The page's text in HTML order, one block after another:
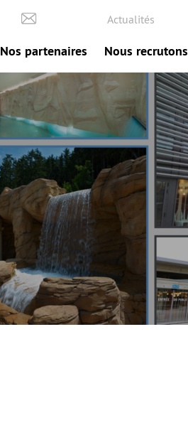
Actualités
Nos partenaires Nous recrutons